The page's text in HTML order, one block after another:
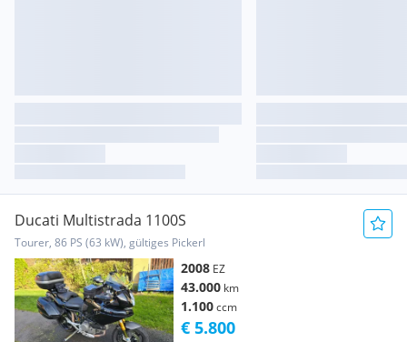
Ducati Multistrada 1100S
Tourer, 86 PS (63 kW), gültiges Pickerl
2008 EZ
43.000 km
1.100ccm
€ 5.800